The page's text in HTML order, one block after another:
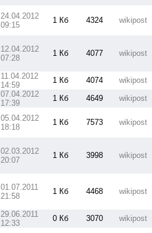
24.04.2012
09:15
1 Кб 4324 wikipost
12.04.2012
07:28
1 Кб 4077 wikipost
11.04.2012
14:59
1 Кб 4074 wikipost
07.04.2012
17:39
1 Кб 4649 wikipost
05.04.2012
18:18
1 Кб 7573 wikipost
02.03.2012
20:07
1 Кб 3998 wikipost
01.07.2011
21:58
1 Кб 4468 wikipost
29.06.2011
12:33
0 Кб 3070 wikipost